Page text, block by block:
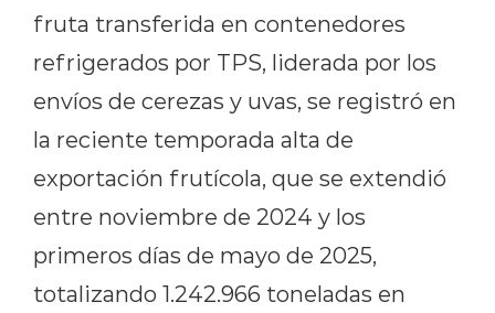
fruta transferida en contenedores
refrigerados por TPS, liderada por los
envíos de cerezas y uvas, se registró en
la reciente temporada alta de
exportación frutícola, que se extendió
entre noviembre de 2024 y los
primeros días de mayo de 2025,
totalizando 1.242.966 toneladas en